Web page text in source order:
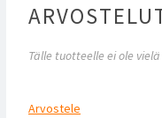
Tälle tuotteelle ei ole
Arvostele